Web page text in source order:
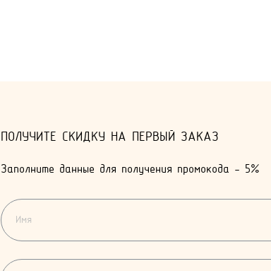
ПОЛУЧИТЕ СКИДКУ НА ПЕРВЫЙ ЗАКАЗ
Заполните данные для получения промокода - 5%